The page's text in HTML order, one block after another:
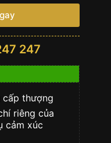
247
cấp thượng
riêng của
cảm xúc